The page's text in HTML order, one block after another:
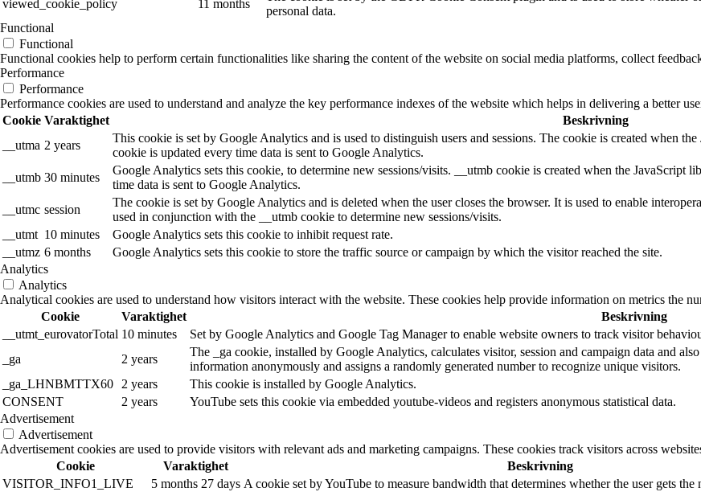
viewed_cookie_policy
11 months
personal data.
Functional
Functional
Functional cookies help to perform certain functionalities like sharing the content of the website on social media platforms, collect
Performance
Performance
Performance cookies are used to understand and analyze the key performance indexes of the website which helps in delivering a better
Cookie Varaktighet
Beskrivning
__utma 2 years
This cookie is set by Google Analytics and is used to distinguish users and sessions. The cookie is created when
cookie is updated every time data is sent to Google Analytics.
__utmb 30 minutes
Google Analytics sets this cookie, to determine new sessions/visits. __utmb cookie is created when the JavaScript
time data is sent to Google Analytics.
__utmc session
The cookie is set by Google Analytics and is deleted when the user closes the browser. It is used to enable
used in conjunction with the __utmb cookie to determine new sessions/visits.
__utmt 10 minutes
Google Analytics sets this cookie to inhibit request rate.
__utmz 6 months
Google Analytics sets this cookie to store the traffic source or campaign by which the visitor reached the site.
Analytics
Analytics
Analytical cookies are used to understand how visitors interact with the website. These cookies help provide information on metrics the
Cookie
Varaktighet
Beskrivning
__utmt_eurovatorTotal 10 minutes
Set by Google Analytics and Google Tag Manager to enable website owners to track visitor
_ga
2 years
The _ga cookie, installed by Google Analytics, calculates visitor, session and campaign data and
information anonymously and assigns a randomly generated number to recognize unique visitors.
_ga_LHNBMTTX60
2 years
This cookie is installed by Google Analytics.
CONSENT
2 years
YouTube sets this cookie via embedded youtube-videos and registers anonymous statistical data.
Advertisement
Advertisement
Advertisement cookies are used to provide visitors with relevant ads and marketing campaigns. These cookies track visitors across
Cookie
Varaktighet
Beskrivning
VISITOR_INFO1_LIVE
5 months 27 days A cookie set by YouTube to measure bandwidth that determines whether the user gets